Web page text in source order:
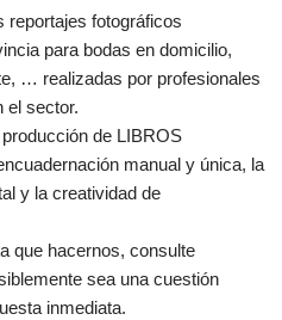
reportajes fotográficos
para bodas en domicilio,
… realizadas por profesionales
el sector.
de LIBROS
manual y única, la
y la creatividad de
que hacernos, consulte
sea una cuestión
inmediata.